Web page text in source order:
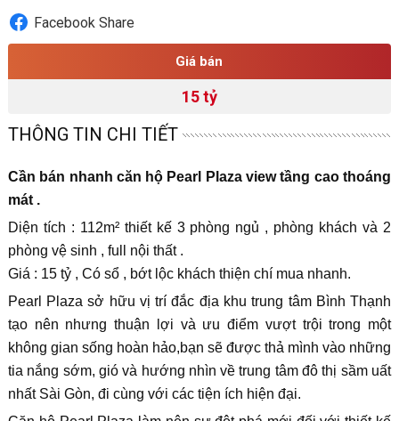
Facebook Share
Giá bán
15 tỷ
THÔNG TIN CHI TIẾT
Cần bán nhanh căn hộ Pearl Plaza view tầng cao thoáng
mát .
Diện tích : 112m² thiết kế 3 phòng ngủ , phòng khách và 2
phòng vệ sinh , full nội thất .
Giá : 15 tỷ , Có sổ , bớt lộc khách thiện chí mua nhanh.
Pearl Plaza sở hữu vị trí đắc địa khu trung tâm Bình Thạnh
tạo nên nhưng thuận lợi và ưu điểm vượt trội trong một
không gian sống hoàn hảo,bạn sẽ được thả mình vào những
tia nắng sớm, gió và hướng nhìn về trung tâm đô thị sầm uất
nhất Sài Gòn, đi cùng với các tiện ích hiện đại.